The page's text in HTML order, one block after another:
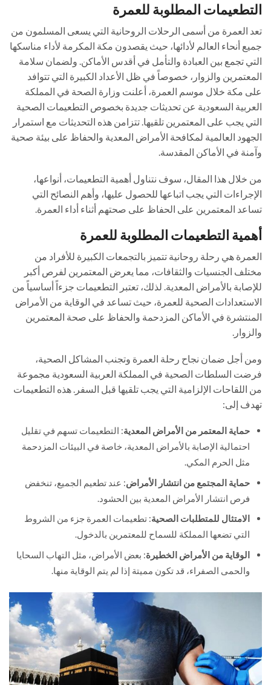
التطعيمات المطلوبة للعمرة
تعد العمرة من أسمى الرحلات الروحانية التي يسعى المسلمون من
جميع أنحاء العالم لأدائها، حيث يقصدون مكة المكرمة لأداء مناسكها
التي تجمع بين العبادة والتأمل في أقدس الأماكن. ولضمان سلامة
المعتمرين والزوار، خصوصاً في ظل الأعداد الكبيرة التي تتوافد
على مكة خلال موسم العمرة، أعلنت وزارة الصحة في المملكة
العربية السعودية عن تحديثات جديدة بخصوص التطعيمات الصحية
التي يجب على المعتمرين تلقيها. تتزامن هذه التحديثات مع استمرار
الجهود العالمية لمكافحة الأمراض المعدية والحفاظ على بيئة صحية
وآمنة في الأماكن المقدسة.
من خلال هذا المقال، سوف نتناول أهمية التطعيمات، أنواعها،
الإجراءات التي يجب اتباعها للحصول عليها، وأهم النصائح التي
تساعد المعتمرين على الحفاظ على صحتهم أثناء أداء العمرة.
أهمية التطعيمات المطلوبة للعمرة
العمرة هي رحلة روحانية تتميز بالتجمعات الكبيرة للأفراد من
مختلف الجنسيات والثقافات، مما يعرض المعتمرين لفرص أكبر
للإصابة بالأمراض المعدية. لذلك، تعتبر التطعيمات جزءاً أساسياً من
الاستعدادات الصحية للعمرة، حيث تساعد في الوقاية من الأمراض
المنتشرة في الأماكن المزدحمة والحفاظ على صحة المعتمرين
والزوار.
ومن أجل ضمان نجاح رحلة العمرة وتجنب المشاكل الصحية،
فرضت السلطات الصحية في المملكة العربية السعودية مجموعة
من اللقاحات الإلزامية التي يجب تلقيها قبل السفر. هذه التطعيمات
تهدف إلى:
حماية المعتمر من الأمراض المعدية: التطعيمات تسهم في تقليل
احتمالية الإصابة بالأمراض المعدية، خاصة في البيئات المزدحمة
مثل الحرم المكي.
حماية المجتمع من انتشار الأمراض: عند تطعيم الجميع، تنخفض
فرص انتشار الأمراض المعدية بين الحشود.
الامتثال للمتطلبات الصحية: تطعيمات العمرة جزء من الشروط
التي تضعها المملكة للسماح للمعتمرين بالدخول.
الوقاية من الأمراض الخطيرة: بعض الأمراض، مثل التهاب السحايا
والحمى الصفراء، قد تكون مميتة إذا لم يتم الوقاية منها.